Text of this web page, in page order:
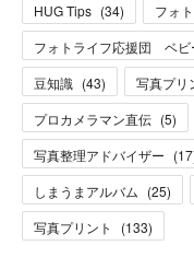
HUG Tips (34) フォ
フォトライフ応援団 ベビ
豆知識 (43) 写真プリ
プロカメラマン直伝 (5)
写真整理アドバイザー (17
しまうまアルバム (25)
写真プリント
(133)